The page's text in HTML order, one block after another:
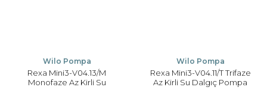
Wilo Pompa
Rexa Mini3-V04.13/M
Monofaze Az Kirli Su
Wilo Pompa
Rexa Mini3-V04.11/T Trifaze
Az Kirli Su Dalgıç Pompa